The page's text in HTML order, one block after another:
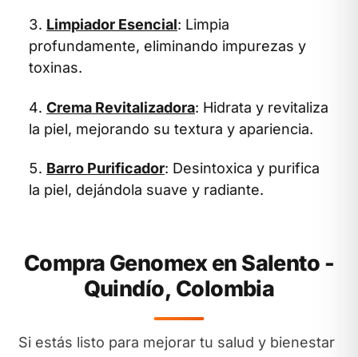
Limpiador Esencial: Limpia
profundamente, eliminando impurezas y
toxinas.
Crema Revitalizadora: Hidrata y revitaliza
la piel, mejorando su textura y apariencia.
Barro Purificador: Desintoxica y purifica
la piel, dejándola suave y radiante.
Compra Genomex en Salento -
Quindío, Colombia
Si estás listo para mejorar tu salud y bienestar